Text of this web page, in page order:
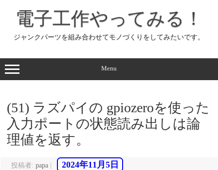
ッ
プ
電子工作やってみる！
ジャンクパーツを組み合わせてモノづくりをしてみたいです。
Menu
(51) ラズパイの gpiozeroを使った
入力ポートの状態読み出しは論
理値を返す。
投稿者: papa 2024年11月5日